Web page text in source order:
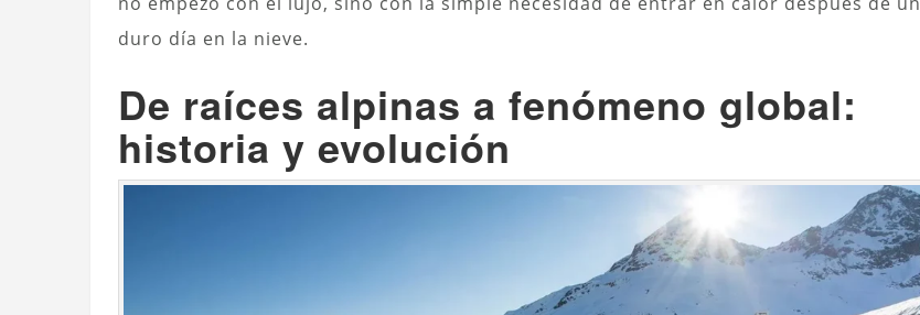
duro día en la nieve.
De raíces alpinas a fenómeno global:
historia y evolución